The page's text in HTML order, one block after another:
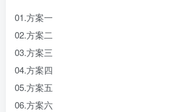
01.方案一
02.方案二
03.方案三
04.方案四
05.方案五
06.方案六